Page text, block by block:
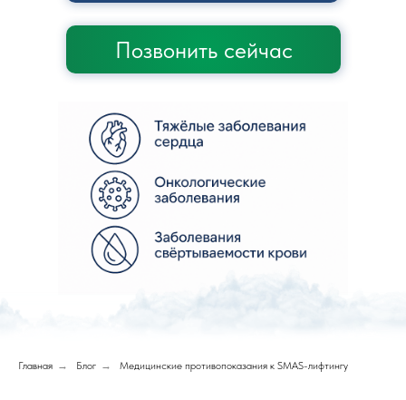
Позвонить сейчас
Главная → Блог → Медицинские противопоказания к SMAS-лифтингу